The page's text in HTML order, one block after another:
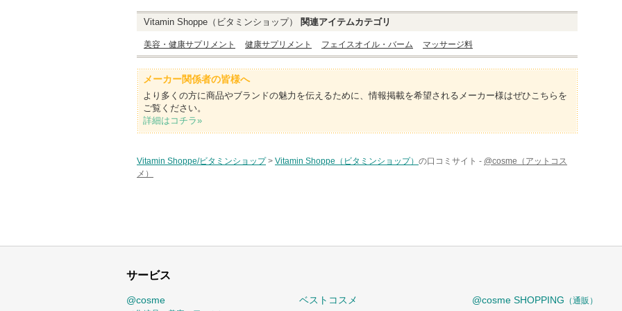
Vitamin Shoppe（ビタミンショップ） 関連アイテムカテゴリ
美容・健康サプリメント 健康サプリメント フェイスオイル・バーム マッサージ料
メーカー関係者の皆様へ
より多くの方に商品やブランドの魅力を伝えるために、情報掲載を希望されるメーカー様はぜひこちらを
ご覧ください。
詳細はコチラ»
Vitamin Shoppe/ビタミンショップ> Vitamin Shoppe（ビタミンショップ） の口コミサイト - @cosme（アットコス
メ）
サービス
@cosme ベストコスメ @cosme SHOPPING （通販）